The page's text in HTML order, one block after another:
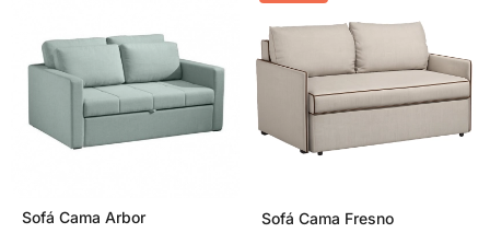
Sofá Cama Arbor Sofá Cama Fresno